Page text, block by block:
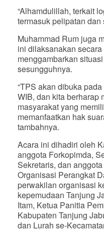
“Alhamdulillah, terkait
termasuk pelipatan dan
Muhammad Rum juga
ini dilaksanakan
menggambarkan
sesungguhnya.
“TPS akan dibuka
WIB, dan kita berharap
masyarakat yang
memanfaatkan hak
tambahnya.
Acara ini dihadiri oleh
anggota Forkopimda,
Sekretaris, dan
Organisasi Perangkat
perwakilan organisasi
kepemudaan Tanjung
Itam, Ketua Panitia
Kabupaten Tanjung
dan Lurah se-